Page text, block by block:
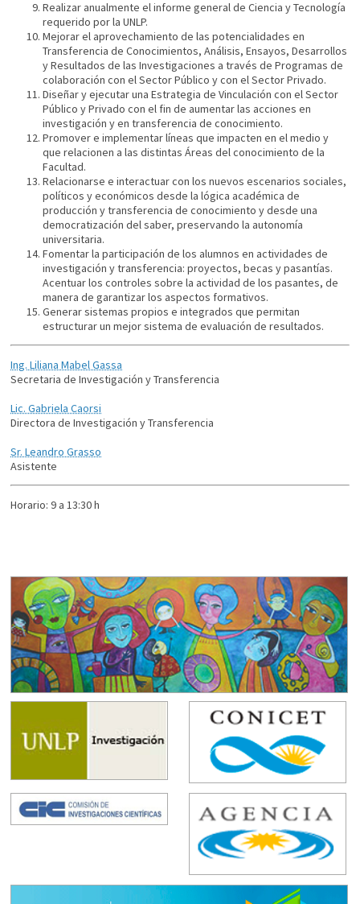
Realizar anualmente el informe general de Ciencia y Tecnología
requerido por la UNLP.
Mejorar el aprovechamiento de las potencialidades en
Transferencia de Conocimientos, Análisis, Ensayos, Desarrollos
y Resultados de las Investigaciones a través de Programas de
colaboración con el Sector Público y con el Sector Privado.
Diseñar y ejecutar una Estrategia de Vinculación con el Sector
Público y Privado con el fin de aumentar las acciones en
investigación y en transferencia de conocimiento.
Promover e implementar líneas que impacten en el medio y
que relacionen a las distintas Áreas del conocimiento de la
Facultad.
Relacionarse e interactuar con los nuevos escenarios sociales,
políticos y económicos desde la lógica académica de
producción y transferencia de conocimiento y desde una
democratización del saber, preservando la autonomía
universitaria.
Fomentar la participación de los alumnos en actividades de
investigación y transferencia: proyectos, becas y pasantías.
Acentuar los controles sobre la actividad de los pasantes, de
manera de garantizar los aspectos formativos.
Generar sistemas propios e integrados que permitan
estructurar un mejor sistema de evaluación de resultados.
Ing. Liliana Mabel Gassa
Secretaria de Investigación y Transferencia
Lic. Gabriela Caorsi
Directora de Investigación y Transferencia
Sr. Leandro Grasso
Asistente
Horario: 9 a 13:30 h